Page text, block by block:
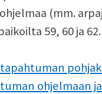
(mm.
59, 60 ja 62.
ohjelmaan